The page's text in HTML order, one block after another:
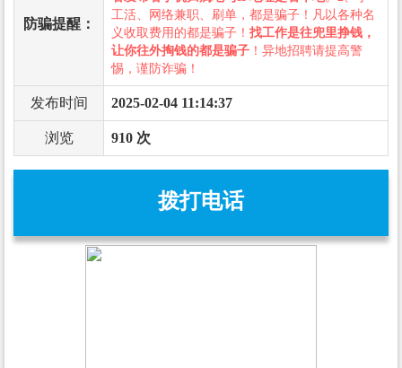
防骗提醒：
工活、网络兼职、刷单，都是骗子！凡以各种名
义收取费用的都是骗子！ 找工作是往兜里挣钱，
让你往外掏钱的都是骗子 ！异地招聘请提高警
惕，谨防诈骗！
发布时间 2025-02-04 11:14:37
浏览 910 次
拨打电话